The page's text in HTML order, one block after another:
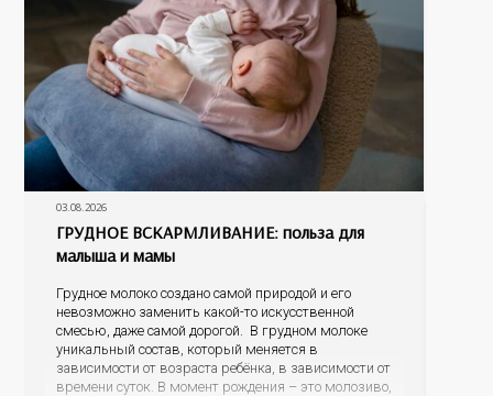
03.08.2026
ГРУДНОЕ ВСКАРМЛИВАНИЕ: польза для
малыша и мамы
Грудное молоко создано самой природой и его
невозможно заменить какой-то искусственной
смесью, даже самой дорогой. В грудном молоке
уникальный состав, который меняется в
зависимости от возраста ребёнка, в зависимости от
времени суток. В момент рождения – это молозиво,